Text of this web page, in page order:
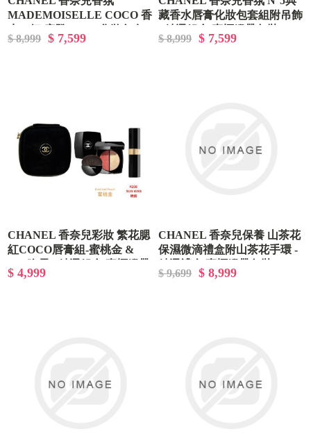
MADEMOISELLE COCO 香
組附吊飾 - 精選組合/專櫃緞
$ 8,999 $ 7,599
藏香水唇膏化妝包套組附吊飾
$ 8,999 $ 7,599
CHANEL 香奈兒彩妝 繁花腮
紅COCO唇膏組-蜜桃金 &
包裝
$ 4,999
CHANEL 香奈兒保養 山茶花
保濕微滴禮盒附山茶花手環 -
$ 9,699 $ 8,999